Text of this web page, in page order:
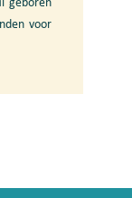
geboren
voor